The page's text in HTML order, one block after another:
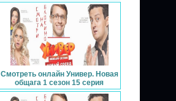
Смотреть онлайн Универ. Новая
общага 1 сезон 15 серия